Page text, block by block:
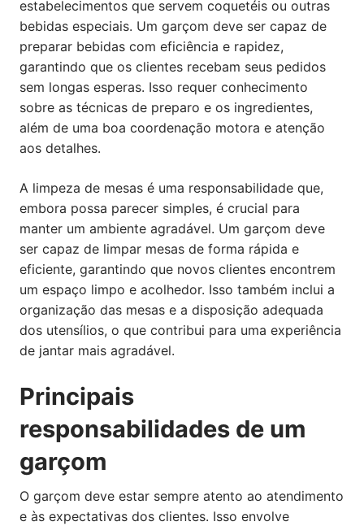
estabelecimentos que servem coquetéis ou outras
bebidas especiais. Um garçom deve ser capaz de
preparar bebidas com eficiência e rapidez,
garantindo que os clientes recebam seus pedidos
sem longas esperas. Isso requer conhecimento
sobre as técnicas de preparo e os ingredientes,
além de uma boa coordenação motora e atenção
aos detalhes.
A limpeza de mesas é uma responsabilidade que,
embora possa parecer simples, é crucial para
manter um ambiente agradável. Um garçom deve
ser capaz de limpar mesas de forma rápida e
eficiente, garantindo que novos clientes encontrem
um espaço limpo e acolhedor. Isso também inclui a
organização das mesas e a disposição adequada
dos utensílios, o que contribui para uma experiência
de jantar mais agradável.
Principais
responsabilidades de um
garçom
O garçom deve estar sempre atento ao atendimento
e às expectativas dos clientes. Isso envolve